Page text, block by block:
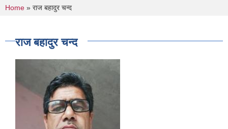
You are here
Home » राज बहादुर चन्द
राज बहादुर चन्द